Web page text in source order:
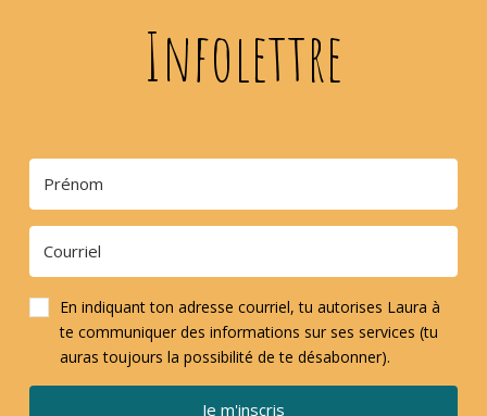
Infolettre
En indiquant ton adresse courriel, tu autorises Laura à
te communiquer des informations sur ses services (tu
auras toujours la possibilité de te désabonner).
Je m'inscris